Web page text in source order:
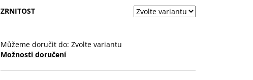
ZRNITOST
Můžeme doručit do: Zvolte variantu
Možnosti doručení